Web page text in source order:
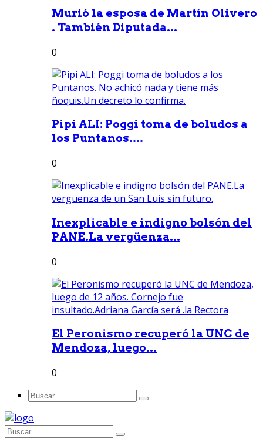
Murió la esposa de Martín Olivero
. También Diputada...
0
Pipi ALI: Poggi toma de boludos a
los Puntanos....
0
Inexplicable e indigno bolsón del
PANE.La vergüenza...
0
El Peronismo recuperó la UNC de
Mendoza, luego...
0